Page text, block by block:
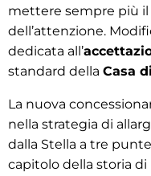
mettere sempre più
dell’attenzione.
dedicata all’
standard della Casa
La nuova
nella strategia di
dalla Stella a tre
capitolo della storia di